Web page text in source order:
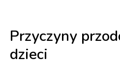
Przyczyny
dzieci